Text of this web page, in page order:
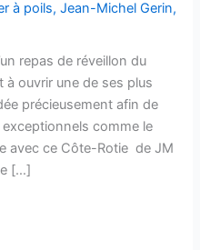
à poils,Jean-Michel Gerin,
repas de réveillon du
ouvrir une de ses plus
précieusement afin de
exceptionnels comme le
avec ce Côte-Rotie de JM
[…]